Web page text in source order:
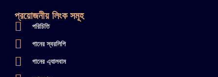
প্রয়োজনীয় লিংক সমূহ
পরিচিতি
গানের স্বরলিপি
গানের এ্যালবাম